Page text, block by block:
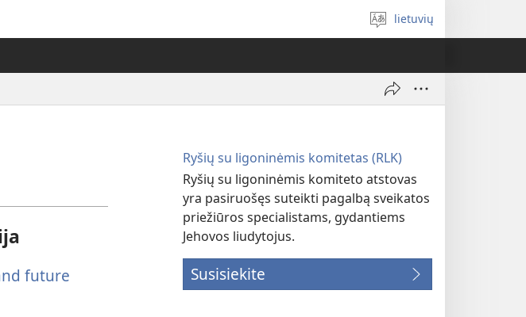
Pasirinkite
kalbą
lietuvių
future
Ryšių su ligoninėmis komitetas (RLK)
Ryšių su ligoninėmis komiteto atstovas
yra pasiruošęs suteikti pagalbą sveikatos
priežiūros specialistams, gydantiems
Jehovos liudytojus.
Susisiekite